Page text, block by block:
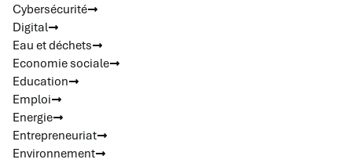
Cybersécurité
Digital
Eau et déchets
Economie sociale
Education
Emploi
Energie
Entrepreneuriat
Environnement